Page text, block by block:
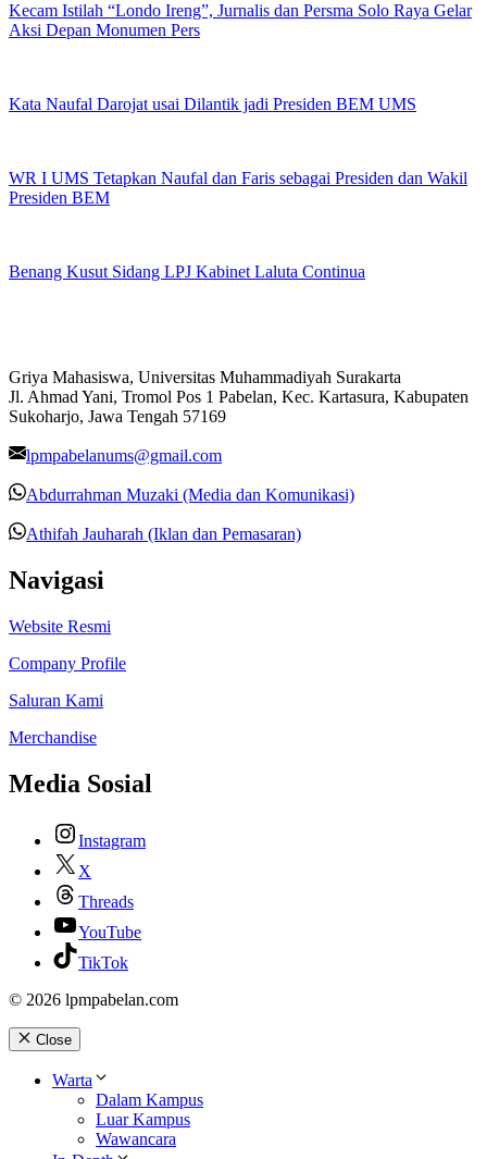
Kecam Istilah “Londo Ireng”, Jurnalis dan Persma Solo Raya Gelar
Aksi Depan Monumen Pers
Kata Naufal Darojat usai Dilantik jadi Presiden BEM UMS
WR I UMS Tetapkan Naufal dan Faris sebagai Presiden dan Wakil
Presiden BEM
Benang Kusut Sidang LPJ Kabinet Laluta Continua
Griya Mahasiswa, Universitas Muhammadiyah Surakarta
Jl. Ahmad Yani, Tromol Pos 1 Pabelan, Kec. Kartasura, Kabupaten
Sukoharjo, Jawa Tengah 57169
lpmpabelanums@gmail.com
Abdurrahman Muzaki (Media dan Komunikasi)
Athifah Jauharah (Iklan dan Pemasaran)
Navigasi
Website Resmi
Company Profile
Saluran Kami
Merchandise
Media Sosial
Instagram
X
Threads
YouTube
TikTok
© 2026 lpmpabelan.com
Close
Warta
Dalam Kampus
Luar Kampus
Wawancara